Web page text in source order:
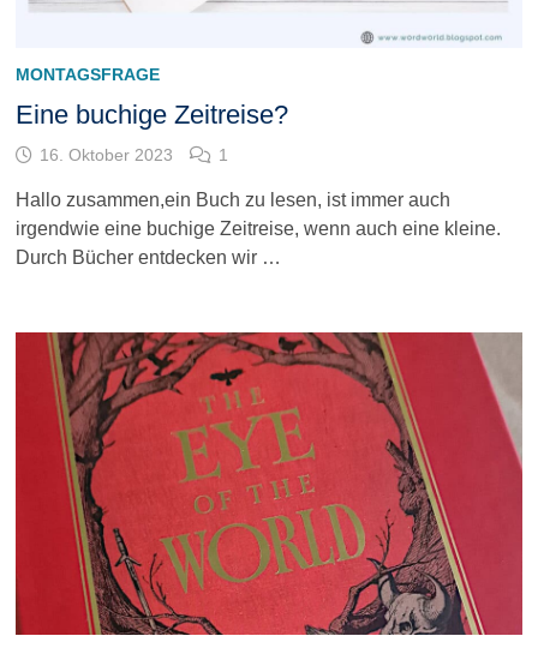
MONTAGSFRAGE
Eine buchige Zeitreise?
16. Oktober 2023 1
Hallo zusammen,ein Buch zu lesen, ist immer auch
irgendwie eine buchige Zeitreise, wenn auch eine kleine.
Durch Bücher entdecken wir …